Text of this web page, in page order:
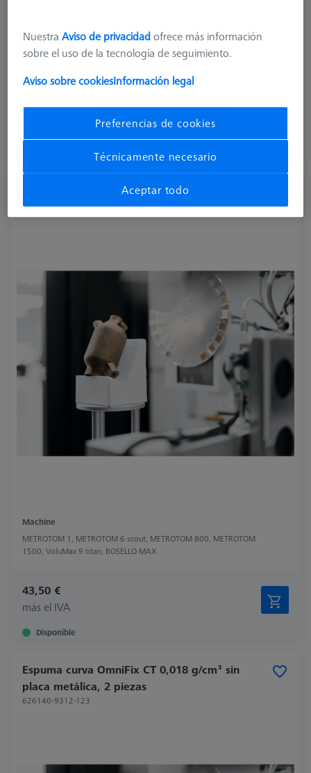
Machine
METROTOM 1, METROTOM 6 scout, METROTOM 800, METROTOM
27,20 €
626140-9312-122
Machine
METROTOM 1, METROTOM 6 scout, METROTOM 800, METROTOM
1500, VoluMax 9 titan, BOSELLO MAX
43,50 €
más el IVA
Disponible
Espuma curva OmniFix CT 0,018 g/cm³ sin
placa metálica, 2 piezas
626140-9312-123
NuestraAviso de privacidadofrece más información
sobre el uso de la tecnología de seguimiento.
Aviso sobre cookiesInformación legal
Preferencias de cookies
Técnicamente necesario
Aceptar todo